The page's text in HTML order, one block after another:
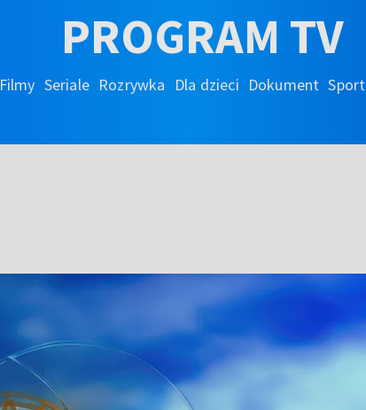
PROGRAM TV
Filmy Seriale Rozrywka Dla dzieci Dokument Sport